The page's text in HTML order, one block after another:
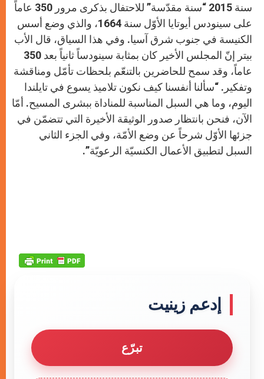
سنة 2015 “سنة مقدّسة” للاحتفال بذكرى مرور 350 عاماً
على سينودس أيوتايا الأوّل سنة 1664، والذي وضع أسس
الكنيسة في جنوب شرق آسيا. وفي هذا السياق، قال الأب
بيتر إنّ المجلس الأخير كان بمثابة سينودساً ثانياً بعد 350
عاماً، وقد سمح للحاضرين بالتنعّم بلحظات تأمّل ومناقشة
وتفكير. “سألنا أنفسنا كيف نكون تلاميذ يسوع في تايلندا
اليوم، وما هي السبل المناسبة للمناداة ببشرى المسيح. أمّا
الآن، فنحن بانتظار صدور الوثيقة الأخيرة التي تتضمّن في
جزئها الأوّل شرحاً عن وضع الأمّة، وفي الجزء الثاني
السبل لتطبيق الأعمال الكنسيّة الرعويّة”.
إدعم زينيت
تبرّع